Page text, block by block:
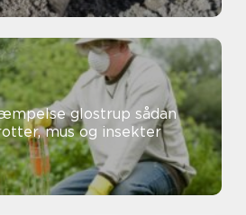
glostrup sådan
mus og insekter